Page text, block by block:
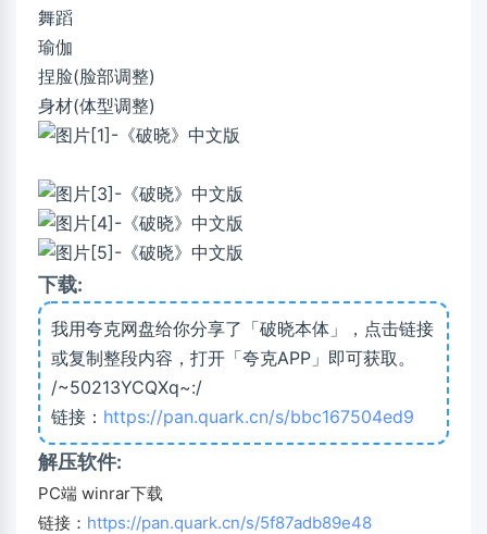
舞蹈
瑜伽
捏脸(脸部调整)
身材(体型调整)
下载:
我用夸克网盘给你分享了「破晓本体」，点击链接
或复制整段内容，打开「夸克APP」即可获取。
/~50213YCQXq~:/
链接： https://pan.quark.cn/s/bbc167504ed9
解压软件:
PC端 winrar下载
链接： https://pan.quark.cn/s/5f87adb89e48